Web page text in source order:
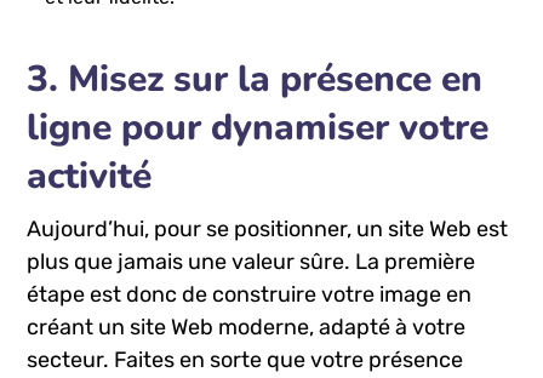
3. Misez sur la‍ présence ​en
ligne‍ pour​ dynamiser votre
activité
Aujourd’hui, pour se positionner, un site⁣ Web est
‌plus que jamais une valeur sûre. La première
étape est ⁤donc de construire votre image en
créant un site Web moderne,‍ adapté à votre
secteur. Faites en sorte que ​votre ⁤présence